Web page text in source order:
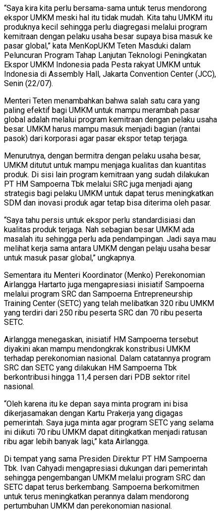
“Saya kira kita perlu bersama-sama untuk terus mendorong
ekspor UMKM meski hal itu tidak mudah. Kita tahu UMKM itu
produknya kecil sehingga perlu diagregasi melalui program
kemitraan dengan pelaku usaha besar supaya bisa masuk ke
pasar global,” kata MenKopUKM Teten Masduki dalam
Peluncuran Program Tahap Lanjutan Teknologi Peningkatan
Ekspor UMKM Indonesia pada Pesta rakyat UMKM untuk
Indonesia di Assembly Hall, Jakarta Convention Center (JCC),
Senin (22/07).
Menteri Teten menambahkan bahwa salah satu cara yang
paling efektif bagi UMKM untuk mampu merambah pasar
global adalah melalui program kemitraan dengan pelaku usaha
besar. UMKM harus mampu masuk menjadi bagian (rantai
pasok) dari korporasi agar pasar ekspor tetap terjaga.
Menurutnya, dengan bermitra dengan pelaku usaha besar,
UMKM ditutut untuk mampu menjaga kualitas dan kuantitas
produk. Di sisi lain program kemitraan yang sudah dilakukan
PT HM Sampoerna Tbk melalui SRC juga menjadi ajang
strategis bagi pelaku UMKM untuk dapat terus meningkatkan
SDM dan inovasi produk agar tetap bisa diterima oleh pasar.
“Saya tahu persis untuk ekspor perlu standardisiasi dan
kualitas produk terjaga. Nah sebagian besar UMKM ada
masalah itu sehingga perlu ada pendampingan. Jadi saya mau
melihat kerja sama antara UMKM dengan pelaju usaha besar
untuk masuk pasar global,” ungkapnya.
Sementara itu Menteri Koordinator (Menko) Perekonomian
Airlangga Hartarto juga mengapresiasi inisiatif Sampoerna
melalui program SRC dan Sampoerna Entrepreneurship
Training Center (SETC) yang telah melibatkan 320 ribu UMKM
yang terdiri dari 250 ribu peserta SRC dan 70 ribu peserta
SETC.
Airlangga menegaskan, inisiatif HM Sampoerna tersebut
diyakini akan mampu mendongkrak konstribusi UMKM
terhadap perekonomian nasional. Dalam catatannya program
SRC dan SETC yang dilakukan HM Sampoerna Tbk
berkontribusi hingga 11,4 persen dari PDB sektor ritel
nasional.
“Oleh karena itu ke depan saya minta program ini bisa
dikerjasamakan dengan Kartu Prakerja yang digagas
pemerintah. Saya juga minta agar program SETC yang selama
ini diikuti 70 ribu UMKM dapat ditingkatkan menjadi ratusan
ribu agar lebih banyak lagi,” kata Airlangga.
Di tempat yang sama Presiden Direktur PT HM Sampoerna
Tbk. Ivan Cahyadi mengapresiasi dukungan dari pemerintah
sehingga pengembangan UMKM melalui program SRC dan
SETC dapat terus berkembang. Sampoerna berkomitmen
untuk terus meningkatkan perannya dalam mendorong
pertumbuhan UMKM dan perekonomian nasional.